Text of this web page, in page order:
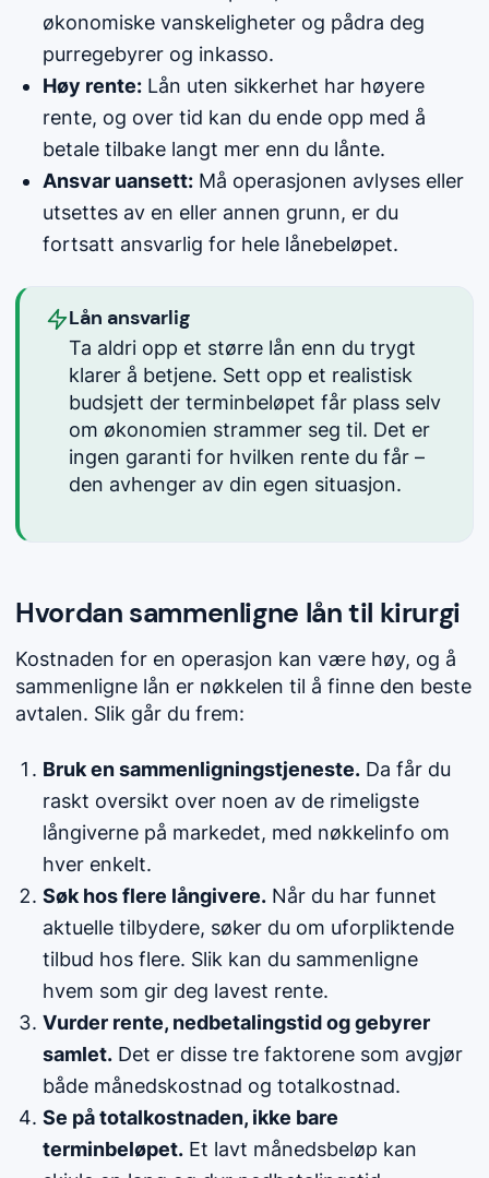
økonomiske vanskeligheter og pådra deg
purregebyrer og inkasso.
Høy rente: Lån uten sikkerhet har høyere
rente, og over tid kan du ende opp med å
betale tilbake langt mer enn du lånte.
Ansvar uansett: Må operasjonen avlyses eller
utsettes av en eller annen grunn, er du
fortsatt ansvarlig for hele lånebeløpet.
Lån ansvarlig
Ta aldri opp et større lån enn du trygt
klarer å betjene. Sett opp et realistisk
budsjett der terminbeløpet får plass selv
om økonomien strammer seg til. Det er
ingen garanti for hvilken rente du får –
den avhenger av din egen situasjon.
Hvordan sammenligne lån til kirurgi
Kostnaden for en operasjon kan være høy, og å
sammenligne lån er nøkkelen til å finne den beste
avtalen. Slik går du frem:
Bruk en sammenligningstjeneste. Da får du
raskt oversikt over noen av de rimeligste
långiverne på markedet, med nøkkelinfo om
hver enkelt.
Søk hos flere långivere. Når du har funnet
aktuelle tilbydere, søker du om uforpliktende
tilbud hos flere. Slik kan du sammenligne
hvem som gir deg lavest rente.
Vurder rente, nedbetalingstid og gebyrer
samlet. Det er disse tre faktorene som avgjør
både månedskostnad og totalkostnad.
Se på totalkostnaden, ikke bare
terminbeløpet. Et lavt månedsbeløp kan